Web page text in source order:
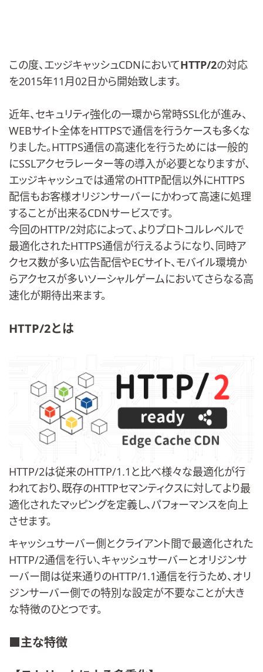
この度、エッジキャッシュCDNにおいてHTTP/2の対応
を2015年11月02日から開始致します。
近年、セキュリティ強化の一環から常時SSL化が進み、
WEBサイト全体をHTTPSで通信を行うケースも多くな
りました。HTTPS通信の高速化を行うためには一般的
にSSLアクセラレーター等の導入が必要となりますが、
エッジキャッシュでは通常のHTTP配信以外にHTTPS
配信もお客様オリジンサーバーにかわって高速に処理
することが出来るCDNサービスです。
今回のHTTP/2対応によって、よりプロトコルレベルで
最適化されたHTTPS通信が行えるようになり、同時ア
クセス数が多い広告配信やECサイト、モバイル環境か
らアクセスが多いソーシャルゲームにおいてさらなる高
速化が期待出来ます。
HTTP/2とは
HTTP/2は従来のHTTP/1.1と比べ様々な最適化が行
われており、既存のHTTPセマンティクスに対してより最
適化されたマッピングを定義し、パフォーマンスを向上
させます。
キャッシュサーバー側とクライアント間で最適化された
HTTP/2通信を行い、キャッシュサーバーとオリジンサ
ーバー間は従来通りのHTTP/1.1通信を行うため、オリ
ジンサーバー側での特別な設定が不要なことが大き
な特徴のひとつです。
■主な特徴